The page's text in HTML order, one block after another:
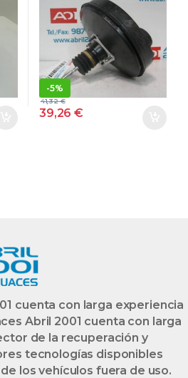
BWA 1J1614105
BN 1J1614105BN
BLANCO CON
BOMBA
-5%
39,26€
41,32€
cuenta con larga experiencia
Abril 2001 cuenta con larga
de la recuperación y
tecnologías disponibles
los vehículos fuera de uso.